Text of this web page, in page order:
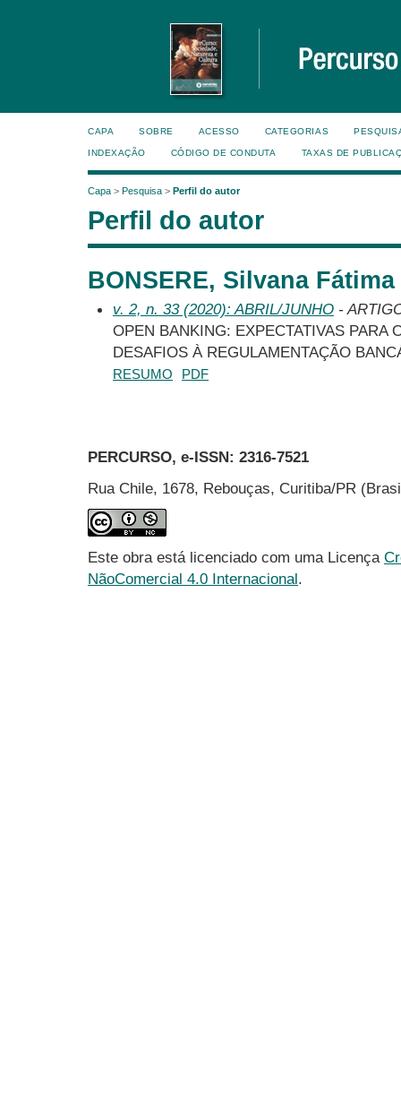
CAPA SOBRE ACESSO CATEGORIAS
INDEXAÇÃO CÓDIGO DE CONDUTA TAXAS DE
Capa > Pesquisa > Perfil do autor
Perfil do autor
BONSERE, Silvana
v. 2, n. 33 (2020): ABRIL/JUNHO -
OPEN BANKING: EXPECTATIVAS PARA
DESAFIOS À REGULAMENTAÇÃO
RESUMO PDF
PERCURSO, e-ISSN: 2316-7521
Rua Chile, 1678, Rebouças, Curitiba/PR
Este obra está licenciado com uma Licença
NãoComercial 4.0 Internacional.